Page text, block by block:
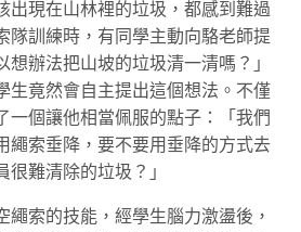
出現在山林裡的垃圾，都感到難過
隊訓練時，有同學主動向駱老師提
想辦法把山坡的垃圾清一清嗎？」
生竟然會自主提出這個想法。不僅
一個讓他相當佩服的點子：「我們
繩索垂降，要不要用垂降的方式去
難清除的垃圾？」
繩索的技能，經學生腦力激盪後，